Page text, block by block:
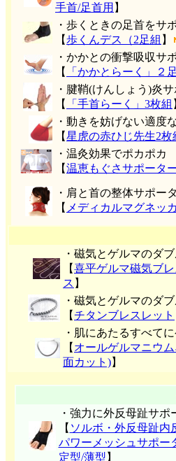
手首/足首用 】
・歩くときの足首をサ
【歩くんデス（2足組 】
・かかとの衝撃吸収サ
【
「かかとらーく」２
・腱鞘(けんしょう)炎
【
「手首らーく」3枚組
・動きを妨げない適度
【星虎の赤ひじ先生2枚
・温灸効果でポカポカ
【温恵もぐさサポータ
・肩と首の整体サポー
【 メディカルマグネッ
・磁気とゲルマのダ
【喜平ゲルマ磁気ブ
ス 】
・磁気とゲルマのダ
【チタンブレスレット
・肌にあたるすべて
【 オールゲルマニウ
面カット)】
・強力に外反母趾サポ
【 ソルボ・外反母趾内
パワーメッシュサポー
定型/薄型 】